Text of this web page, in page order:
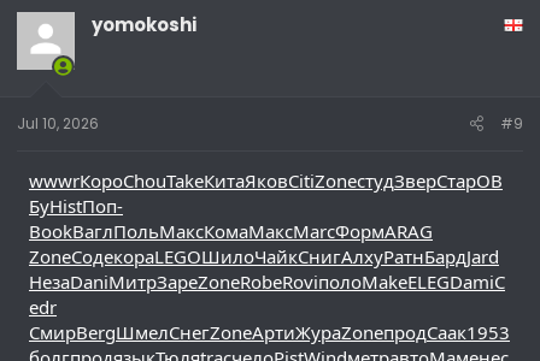
yomokoshi
Jul 10, 2026 #9
wwwrКороChouTakeКитаЯковCitiZoneстудЗверСтарОВ
БуHistПоп-
BookВаглПольМаксКомаМаксMarcФормARAG
ZoneСодекораLEGOШилоЧайкСнигАлхуРатнБардJard
НезаDaniМитрЗареZoneRobeRoviполоMakeELEGDamiC
edr
СмирBergШмелСнегZoneАртиЖураZoneпродСаак1953